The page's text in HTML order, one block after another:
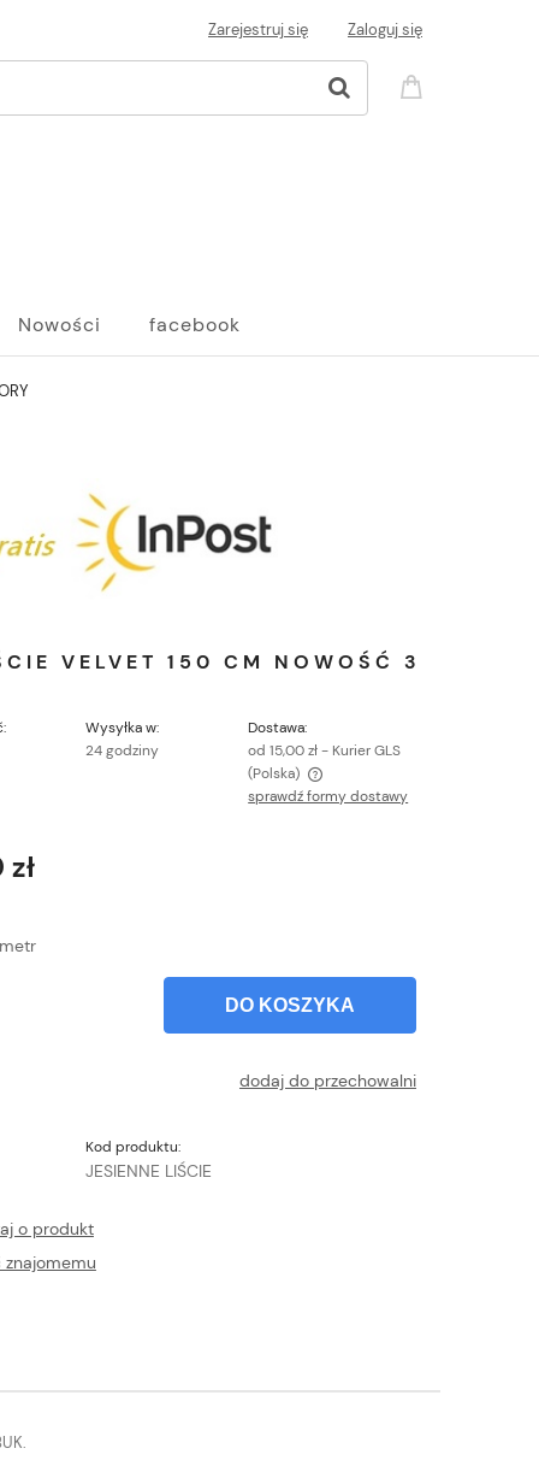
Zarejestruj się Zaloguj się
Nowości facebook
VELVET 150 CM NOWOŚĆ 3
Wysyłka w:
24 godziny
Dostawa:
od 15,00 zł - Kurier GLS
(Polska)
sprawdź formy dostawy
metr
DO KOSZYKA
dodaj do przechowalni
Kod produktu:
JESIENNE LIŚCIE
o produkt
znajomemu